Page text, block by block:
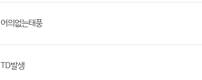
어의없는태풍
TD발생